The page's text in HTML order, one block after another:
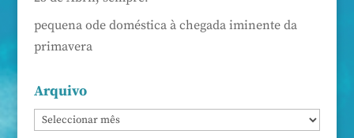
pequena ode doméstica à chegada iminente da
primavera
Arquivo